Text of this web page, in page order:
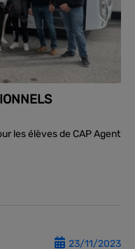
les élèves de CAP Agent
23/11/2023